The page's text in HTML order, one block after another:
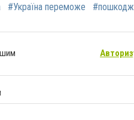
#Україна переможе